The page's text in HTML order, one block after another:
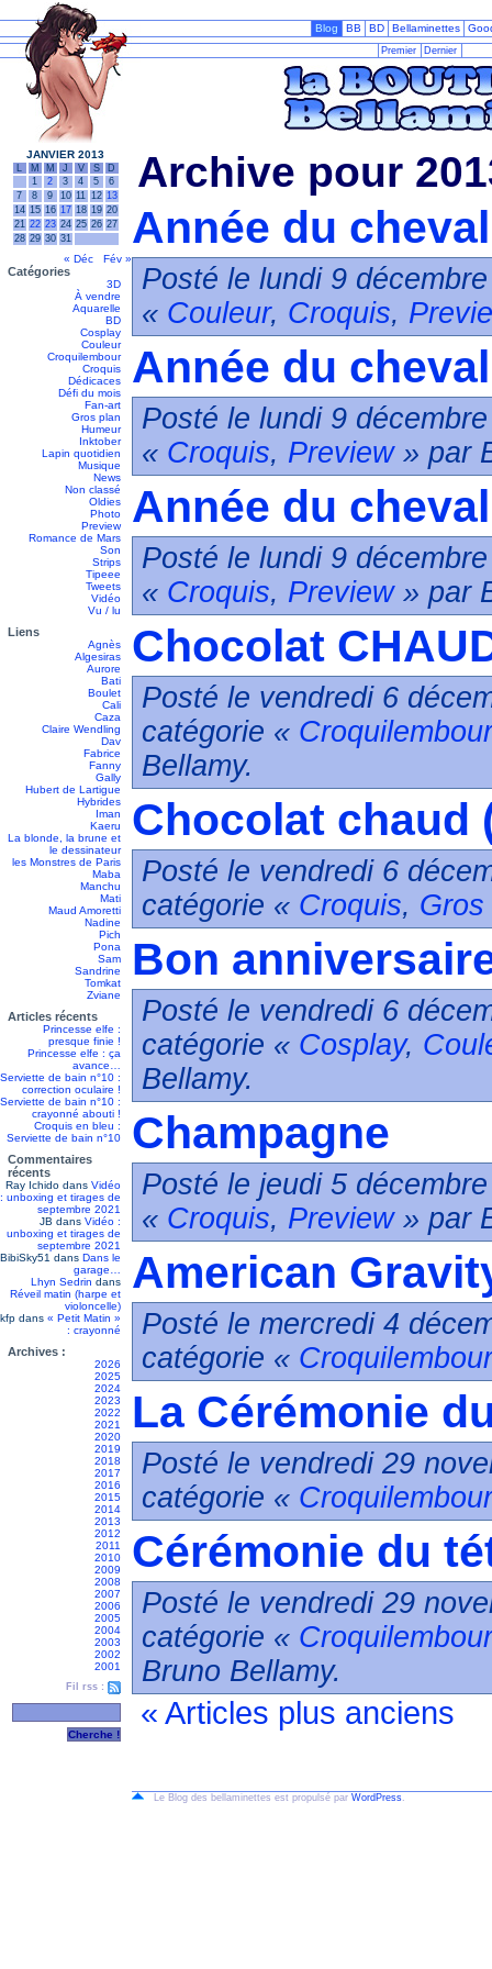
Blog BB BD Bellaminettes
Premier Dernier
JANVIER 2013
L M M J V S
D
1
2 3 4 5
6
7
8 9 10 11 12 13
14 15 16 17 18 19 20
21 22 23 24 25 26 27
28 29 30 31
« Déc Fév »
Catégories
3D
À vendre
Aquarelle
BD
Cosplay
Couleur
Croquilembour
Croquis
Dédicaces
Défi du mois
Fan-art
Gros plan
Humeur
Inktober
Lapin quotidien
Musique
News
Non classé
Oldies
Photo
Preview
Romance de Mars
Son
Strips
Tipeee
Tweets
Vidéo
Vu / lu
Liens
Agnès
Algesiras
Aurore
Bati
Boulet
Cali
Caza
Claire Wendling
Dav
Fabrice
Fanny
Gally
Hubert de Lartigue
Hybrides
Iman
Kaeru
La blonde, la brune et
le dessinateur
les Monstres de Paris
Maba
Manchu
Mati
Maud Amoretti
Nadine
Pich
Pona
Sam
Sandrine
Tomkat
Zviane
Articles récents
Princesse elfe :
presque finie !
Princesse elfe : ça
avance…
Serviette de bain n°10 :
correction oculaire !
Serviette de bain n°10 :
crayonné abouti !
Croquis en bleu :
Serviette de bain n°10
Commentaires
récents
Ray Ichido dans Vidéo
: unboxing et tirages de
septembre 2021
JB dans Vidéo :
unboxing et tirages de
septembre 2021
BibiSky51 dans Dans le
garage…
Lhyn Sedrin dans
Réveil matin (harpe et
violoncelle)
kfp dans « Petit Matin »
: crayonné
Archives :
2026
2025
2024
2023
2022
2021
2020
2019
2018
2017
2016
2015
2014
2013
2012
2011
2010
2009
2008
2007
2006
2005
2004
2003
2002
2001
Fil rss :
Archive pour
Année du
Posté le lundi 9
« Couleur, Croquis,
Année du
Posté le lundi 9
« Croquis, Preview» par
Année du
Posté le lundi 9
« Croquis, Preview» par
Chocolat
Posté le vendredi 6
catégorie « Croquilembour
Bellamy.
Chocolat chaud
Posté le vendredi 6
catégorie « Croquis, Gros
Bon
Posté le vendredi 6
catégorie « Cosplay,
Bellamy.
Champagne
Posté le jeudi 5
« Croquis, Preview» par
American
Posté le mercredi 4
catégorie « Croquilembour
La Cérémonie
Posté le vendredi 29
catégorie « Croquilembour
Cérémonie du
Posté le vendredi 29
catégorie « Croquilembour
Bruno Bellamy.
« Articles plus anciens
Le Blog des bellaminettes est propulsé par WordPress.